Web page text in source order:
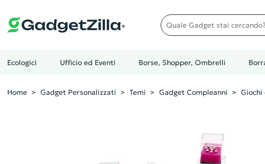
Quale gadget stai cercando?
Ecologici Ufficio ed Eventi Borse, Shopper, Ombrelli
Home Gadget Personalizzati Temi Gadget Compleanni Giochi